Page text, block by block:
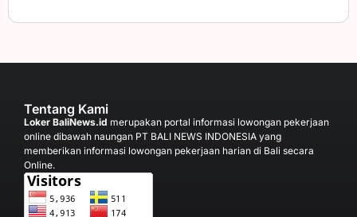
Tentang Kami
Loker BaliNews.id merupakan portal informasi lowongan pekerjaan
online dibawah naungan PT BALI NEWS INDONESIA yang
memberikan informasi lowongan pekerjaan harian di Bali secara
Online.